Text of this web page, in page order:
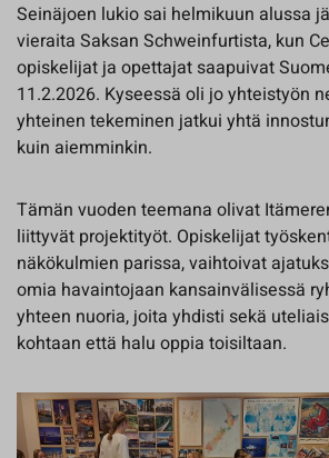
Seinäjoen lukio sai helmikuun alussa
vieraita Saksan Schweinfurtista, kun
opiskelijat ja opettajat saapuivat
11.2.2026. Kyseessä oli jo yhteistyön
yhteinen tekeminen jatkui yhtä
kuin aiemminkin.
Tämän vuoden teemana olivat
liittyvät projektityöt. Opiskelijat
näkökulmien parissa, vaihtoivat
omia havaintojaan kansainvälisessä
yhteen nuoria, joita yhdisti sekä
kohtaan että halu oppia toisiltaan.